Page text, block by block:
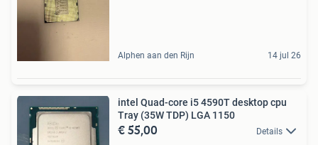
Alphen aan den Rijn 14 jul 26
intel Quad-core i5 4590T desktop cpu
Tray (35W TDP) LGA 1150
€ 55,00 Details